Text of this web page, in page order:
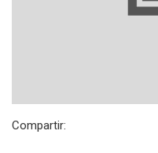
Compartir: